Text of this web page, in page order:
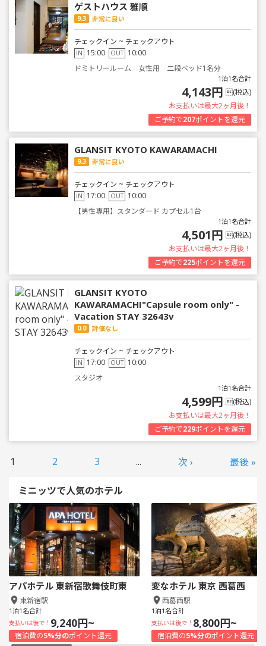
ゲストハウス 雅順
9.3 非常に良い
チェックイン ~ チェックアウト
IN 15:00 OUT 10:00
ドミトリールーム 女性用 二段ベッド1名分
1泊1名合計
4,143円 (税込)
お支払いは最大2ヶ月後！
ご予約で207ポイントを還元
GLANSIT KYOTO KAWARAMACHI
9.3 非常に良い
チェックイン ~ チェックアウト
IN 17:00 OUT 10:00
【男性専用】スタンダード カプセル1台
1泊1名合計
4,501円 (税込)
お支払いは最大2ヶ月後！
ご予約で225ポイントを還元
GLANSIT KYOTO
KAWARAMACHI"Capsule room only" -
Vacation STAY 32643v
0.0 評価なし
チェックイン ~ チェックアウト
IN 17:00 OUT 10:00
スタジオ
1泊1名合計
4,599円 (税込)
お支払いは最大2ヶ月後！
ご予約で229ポイントを還元
1 2 3 ... 次 › 最後 »
ミニッツで人気のホテル
アパホテル 東新宿歌舞伎町東
東新宿駅
1泊1名合計
支払いは後で！ 9,240円~
宿泊費の5%分のポイント還元
変なホテル 東京 西葛西
西葛西駅
1泊1名合計
支払いは後で！ 8,800円~
宿泊費の5%分のポイント還元